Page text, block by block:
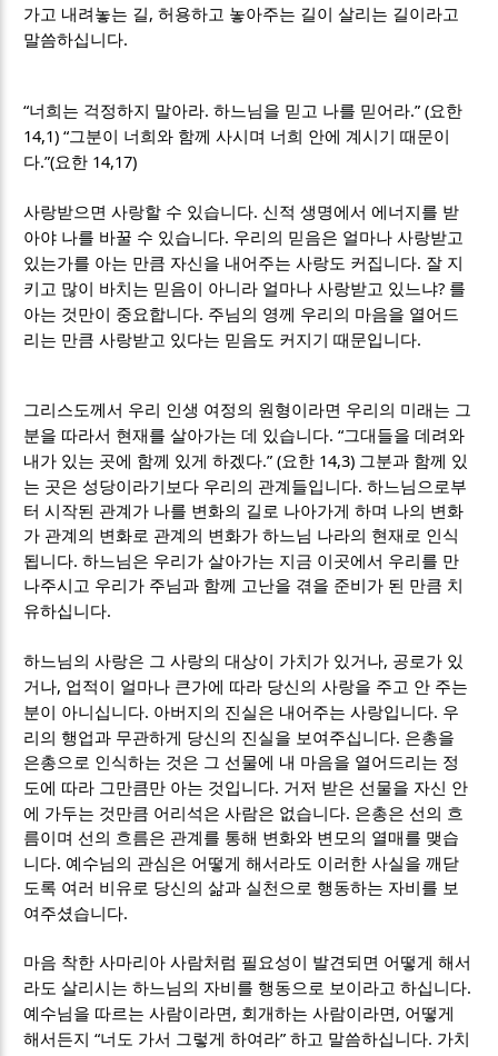
가고 내려놓는 길,허용하고 놓아주는 길이 살리는 길이라고
말씀하십니다.
“너희는 걱정하지 말아라.하느님을 믿고 나를 믿어라.” (요한
14,1) “그분이 너희와 함께 사시며 너희 안에 계시기 때문이
다.”(요한 14,17)
사랑받으면 사랑할 수 있습니다. 신적 생명에서 에너지를 받
아야 나를 바꿀 수 있습니다. 우리의 믿음은 얼마나 사랑받고
있는가를 아는 만큼 자신을 내어주는 사랑도 커집니다. 잘 지
키고 많이 바치는 믿음이 아니라 얼마나 사랑받고 있느냐? 를
아는 것만이 중요합니다. 주님의 영께 우리의 마음을 열어드
리는 만큼 사랑받고 있다는 믿음도 커지기 때문입니다.
그리스도께서 우리 인생 여정의 원형이라면 우리의 미래는 그
분을 따라서 현재를 살아가는 데 있습니다. “그대들을 데려와
내가 있는 곳에 함께 있게 하겠다.” (요한 14,3) 그분과 함께 있
는 곳은 성당이라기보다 우리의 관계들입니다.하느님으로부
터 시작된 관계가 나를 변화의 길로 나아가게 하며 나의 변화
가 관계의 변화로 관계의 변화가 하느님 나라의 현재로 인식
됩니다.하느님은 우리가 살아가는 지금 이곳에서 우리를 만
나주시고 우리가 주님과 함께 고난을 겪을 준비가 된 만큼 치
유하십니다.
하느님의 사랑은 그 사랑의 대상이 가치가 있거나, 공로가 있
거나, 업적이 얼마나 큰가에 따라 당신의 사랑을 주고 안 주는
분이 아니십니다. 아버지의 진실은 내어주는 사랑입니다. 우
리의 행업과 무관하게 당신의 진실을 보여주십니다. 은총을
은총으로 인식하는 것은 그 선물에 내 마음을 열어드리는 정
도에 따라 그만큼만 아는 것입니다. 거저 받은 선물을 자신 안
에 가두는 것만큼 어리석은 사람은 없습니다. 은총은 선의 흐
름이며 선의 흐름은 관계를 통해 변화와 변모의 열매를 맺습
니다.예수님의 관심은 어떻게 해서라도 이러한 사실을 깨닫
도록 여러 비유로 당신의 삶과 실천으로 행동하는 자비를 보
여주셨습니다.
마음 착한 사마리아 사람처럼 필요성이 발견되면 어떻게 해서
라도 살리시는 하느님의 자비를 행동으로 보이라고 하십니다.
예수님을 따르는 사람이라면 , 회개하는 사람이라면 , 어떻게
해서든지“너도 가서 그렇게 하여라”하고 말씀하십니다. 가치